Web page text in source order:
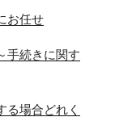
お任せ
手続きに関す
る場合どれく